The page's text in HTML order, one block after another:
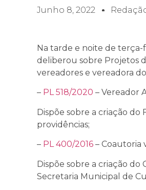
Junho 8, 2022
Na tarde e noite de terça-
deliberou sobre Projetos
vereadores e vereadora
– PL 518/2020 – Vereador
Dispõe sobre a criação
providências;
– PL 400/2016 – Coautoria
Dispõe sobre a criação
Secretaria Municipal de